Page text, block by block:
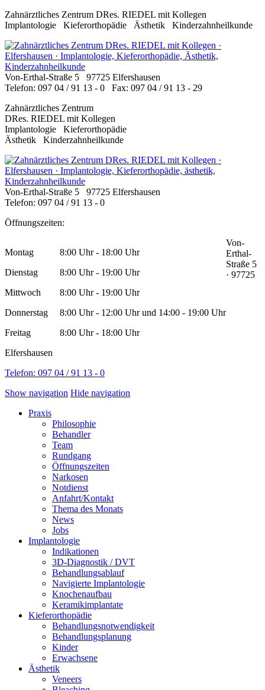
Zahnärztliches Zentrum DRes. RIEDEL mit Kollegen
Implantologie Kieferorthopädie Ästhetik Kinderzahnheilkunde
Von-Erthal-Straße 5 97725 Elfershausen
Telefon: 097 04 / 91 13 - 0 Fax: 097 04 / 91 13 - 29
Zahnärztliches Zentrum
DRes. RIEDEL mit Kollegen
Implantologie Kieferorthopädie
Ästhetik Kinderzahnheilkunde
Von-Erthal-Straße 5 97725 Elfershausen
Telefon: 097 04 / 91 13 - 0
Öffnungszeiten:
Montag
Dienstag
Mittwoch
Donnerstag
Freitag
8:00 Uhr - 18:00 Uhr
8:00 Uhr - 19:00 Uhr
8:00 Uhr - 19:00 Uhr
8:00 Uhr - 12:00 Uhrund 14:00 - 19:00 Uhr
8:00 Uhr - 18:00 Uhr
Von-
Erthal-
Straße 5
· 97725
Elfershausen
Telefon: 097 04 / 91 13 - 0
Show navigation Hide navigation
Praxis
Philosophie
Behandler
Team
Rundgang
Öffnungszeiten
Narkosen
Notdienst
Anfahrt/Kontakt
Thema des Monats
News
Jobs
Implantologie
Indikationen
3D-Diagnostik / DVT
Behandlungsablauf
Navigierte Implantologie
Knochenaufbau
Keramikimplantate
Kieferorthopädie
Behandlungsnotwendigkeit
Behandlungsplanung
Kinder
Erwachsene
Ästhetik
Veneers